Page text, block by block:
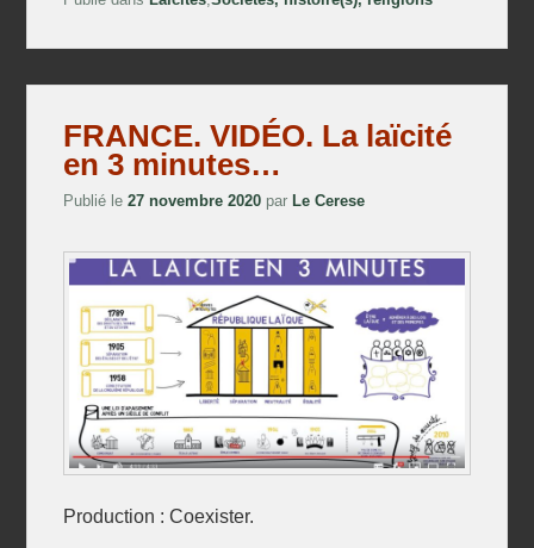
FRANCE. VIDÉO. La laïcité
en 3 minutes…
Publié le27 novembre 2020 par Le Cerese
Production : Coexister.